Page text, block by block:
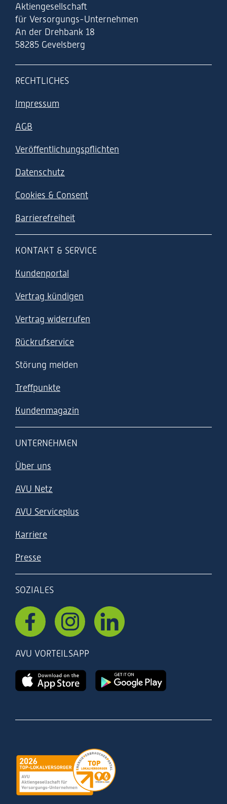
Aktiengesellschaft
für Versorgungs-Unternehmen
An der Drehbank 18
58285 Gevelsberg
RECHTLICHES
Impressum
AGB
Veröffentlichungspflichten
Datenschutz
Cookies & Consent
Barrierefreiheit
KONTAKT & SERVICE
Kundenportal
Vertrag kündigen
Vertrag widerrufen
Rückrufservice
Störung melden
Treffpunkte
Kundenmagazin
UNTERNEHMEN
Über uns
AVU Netz
AVU Serviceplus
Karriere
Presse
SOZIALES
AVU VORTEILSAPP
Zertifizierung